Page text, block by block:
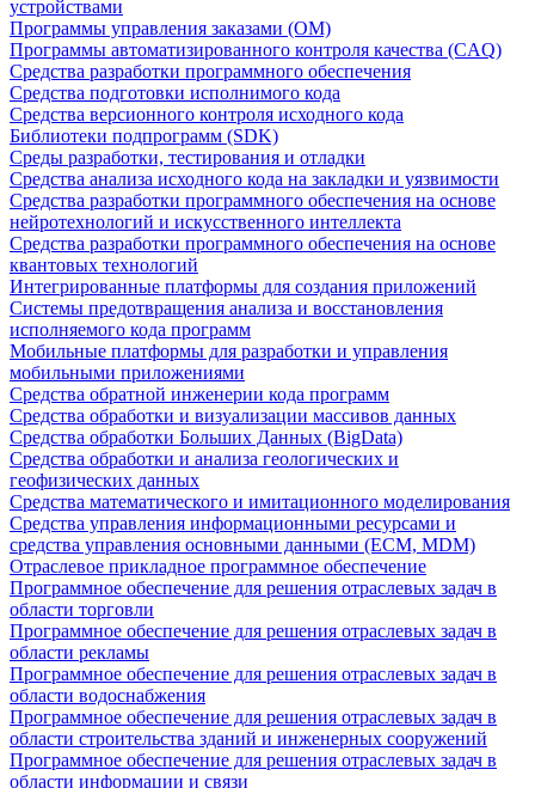
устройствами
Программы управления заказами (OM)
Программы автоматизированного контроля качества (CAQ)
Средства разработки программного обеспечения
Средства подготовки исполнимого кода
Средства версионного контроля исходного кода
Библиотеки подпрограмм (SDK)
Среды разработки, тестирования и отладки
Средства анализа исходного кода на закладки и уязвимости
Средства разработки программного обеспечения на основе
нейротехнологий и искусственного интеллекта
Средства разработки программного обеспечения на основе
квантовых технологий
Интегрированные платформы для создания приложений
Системы предотвращения анализа и восстановления
исполняемого кода программ
Мобильные платформы для разработки и управления
мобильными приложениями
Средства обратной инженерии кода программ
Средства обработки и визуализации массивов данных
Средства обработки Больших Данных (BigData)
Средства обработки и анализа геологических и
геофизических данных
Средства математического и имитационного моделирования
Средства управления информационными ресурсами и
средства управления основными данными (ECM, MDM)
Отраслевое прикладное программное обеспечение
Программное обеспечение для решения отраслевых задач в
области торговли
Программное обеспечение для решения отраслевых задач в
области рекламы
Программное обеспечение для решения отраслевых задач в
области водоснабжения
Программное обеспечение для решения отраслевых задач в
области строительства зданий и инженерных сооружений
Программное обеспечение для решения отраслевых задач в
области информации и связи